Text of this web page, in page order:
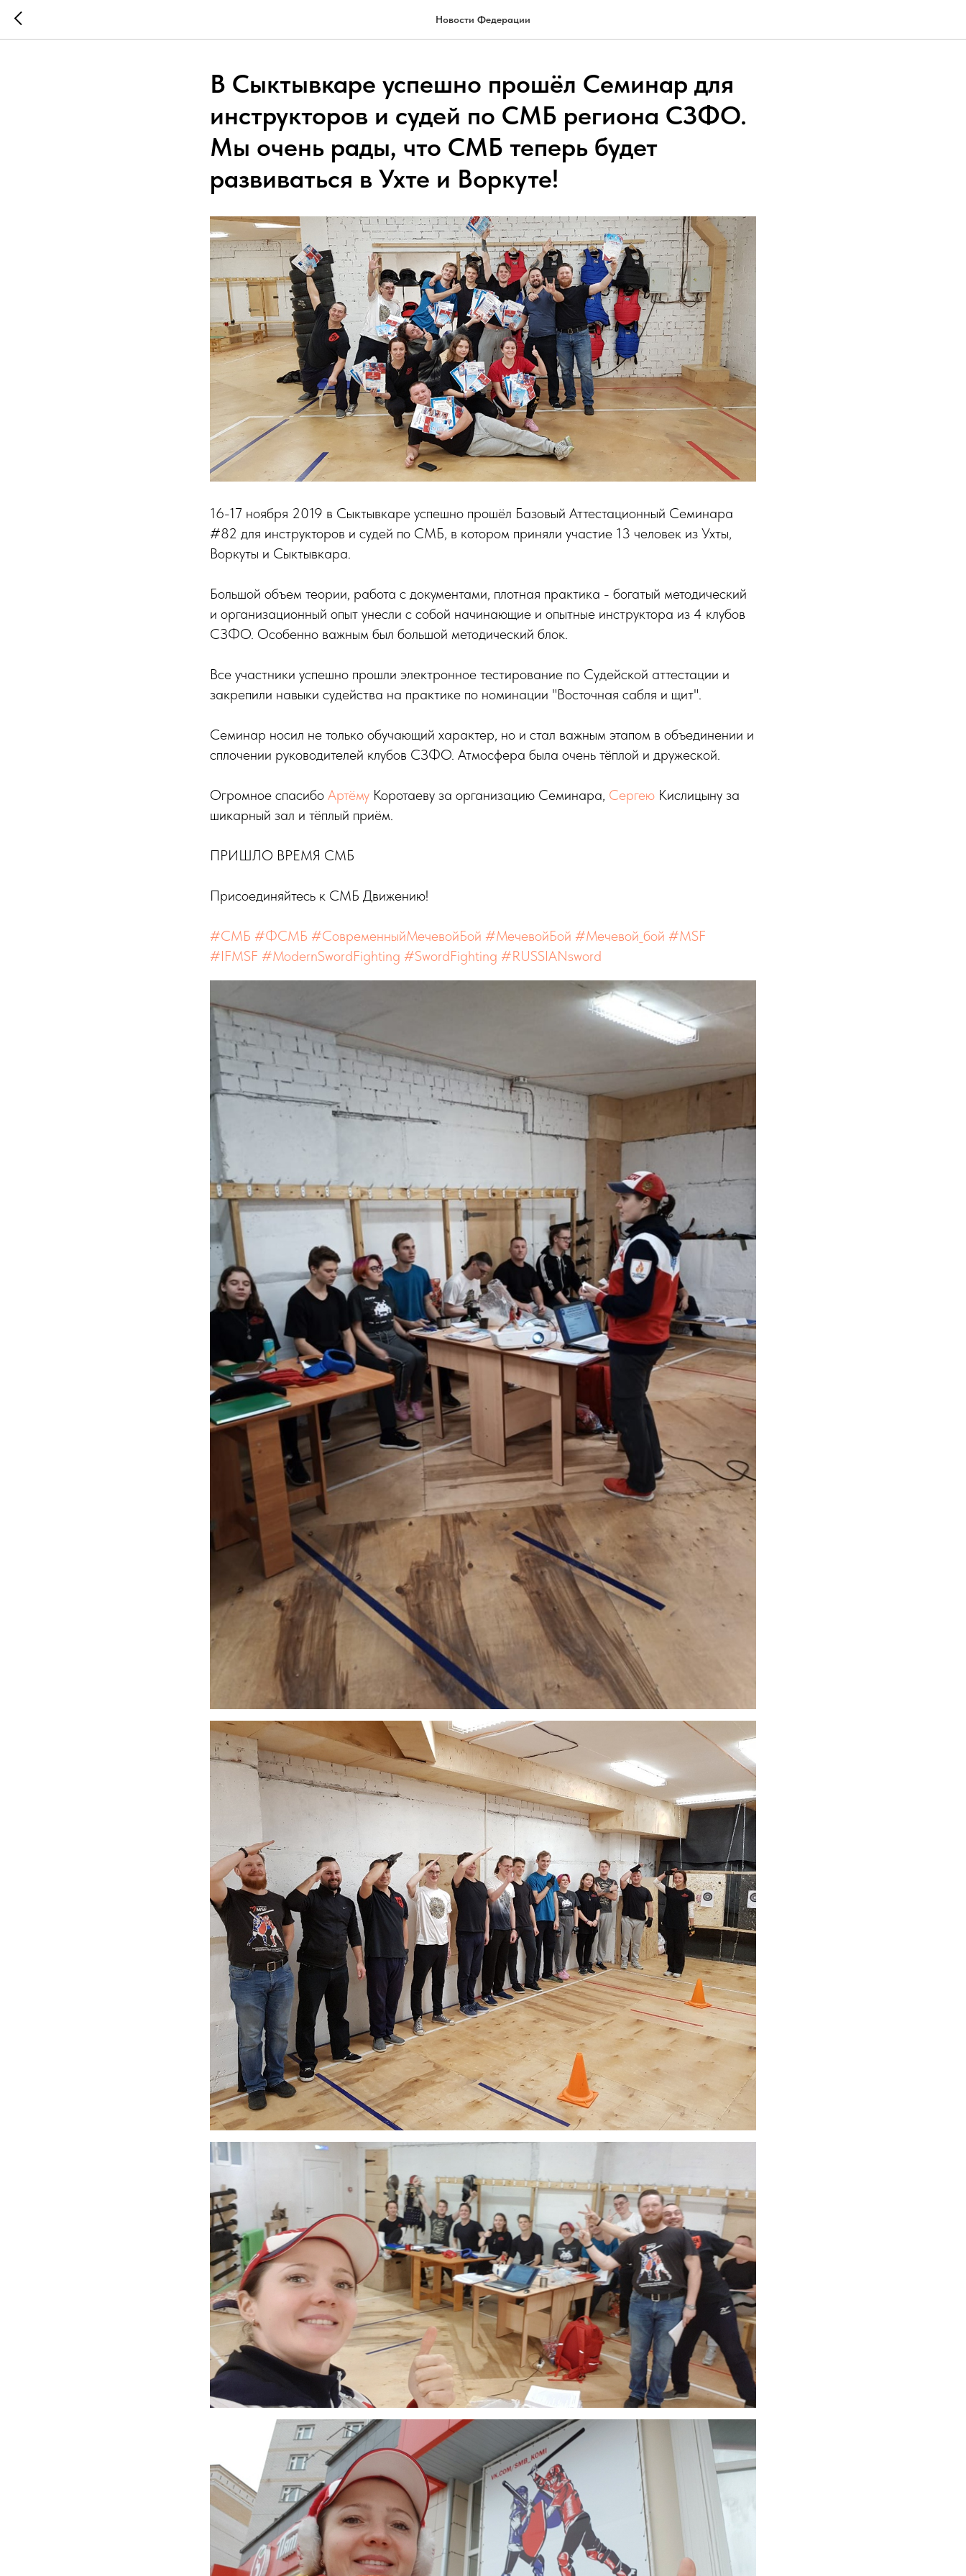
Новости Федерации
В Сыктывкаре успешно прошёл Семинар для
инструкторов и судей по СМБ региона СЗФО.
Мы очень рады, что СМБ теперь будет
развиваться в Ухте и Воркуте!
16-17 ноября 2019 в Сыктывкаре успешно прошёл Базовый Аттестационный Семинара
#82 для инструкторов и судей по СМБ, в котором приняли участие 13 человек из Ухты,
Воркуты и Сыктывкара.
Большой объем теории, работа с документами, плотная практика - богатый методический
и организационный опыт унесли с собой начинающие и опытные инструктора из 4 клубов
СЗФО. Особенно важным был большой методический блок.
Все участники успешно прошли электронное тестирование по Судейской аттестации и
закрепили навыки судейства на практике по номинации "Восточная сабля и щит".
Семинар носил не только обучающий характер, но и стал важным этапом в объединении и
сплочении руководителей клубов СЗФО. Атмосфера была очень тёплой и дружеской.
Огромное спасибо Артёму Коротаеву за организацию Семинара, Сергею Кислицыну за
шикарный зал и тёплый приём.
ПРИШЛО ВРЕМЯ СМБ
Присоединяйтесь к СМБ Движению!
#СМБ #ФСМБ #СовременныйМечевойБой #МечевойБой #Мечевой_бой #MSF
#IFMSF #ModernSwordFighting #SwordFighting #RUSSIANsword